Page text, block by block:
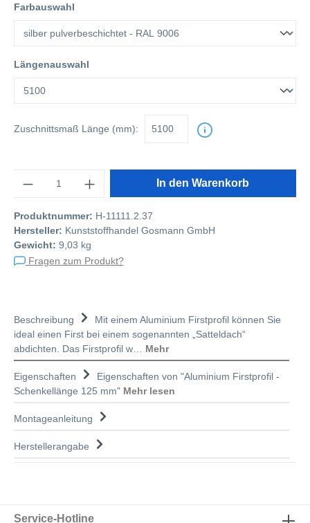
Farbauswahl
Längenauswahl
Zuschnittsmaß Länge (mm):
In den Warenkorb
Produktnummer: H-11111.2.37
Hersteller: Kunststoffhandel Gosmann GmbH
Gewicht: 9,03 kg
Fragen zum Produkt?
Beschreibung
Mit einem Aluminium Firstprofil können Sie
ideal einen First bei einem sogenannten „Satteldach“
abdichten. Das Firstprofil w… Mehr
Eigenschaften
Eigenschaften von "Aluminium Firstprofil -
Schenkellänge 125 mm" Mehr lesen
Montageanleitung
Herstellerangabe
Service-Hotline